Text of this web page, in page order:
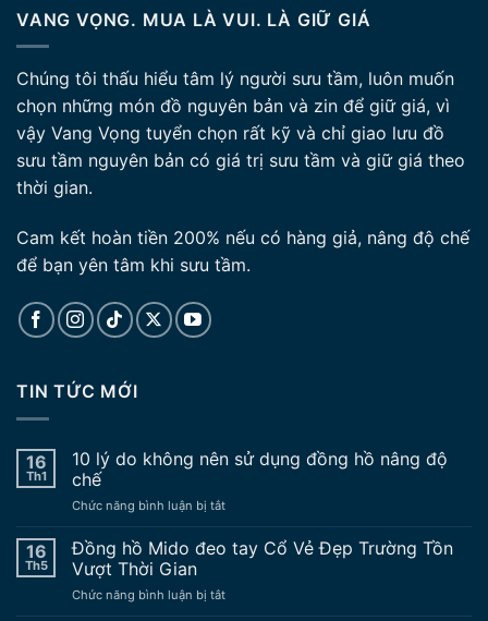
VANG VỌNG. MUA LÀ VUI. LÀ GIỮ GIÁ
Chúng tôi thấu hiểu tâm lý người sưu tầm, luôn muốn
chọn những món đồ nguyên bản và zin để giữ giá, vì
vậy Vang Vọng tuyển chọn rất kỹ và chỉ giao lưu đồ
sưu tầm nguyên bản có giá trị sưu tầm và giữ giá theo
thời gian.
Cam kết hoàn tiền 200% nếu có hàng giả, nâng độ chế
để bạn yên tâm khi sưu tầm.
TIN TỨC MỚI
16
Th1
10 lý do không nên sử dụng đồng hồ nâng độ
chế
Chức năng bình luận bị tắtở
lý
do
nên
16
Th5
Đồng hồ Mido đeo tay Cổ Vẻ Đẹp Trường Tồn
Vượt Thời Gian
Chức năng bình luận bị tắtở